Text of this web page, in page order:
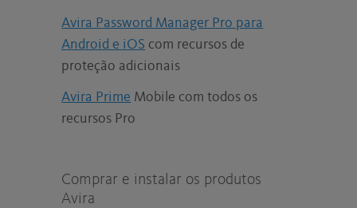
Avira Password Manager Pro para
Android e iOS com recursos de
proteção adicionais
Avira Prime Mobile com todos os
recursos Pro
Comprar e instalar os produtos
Avira